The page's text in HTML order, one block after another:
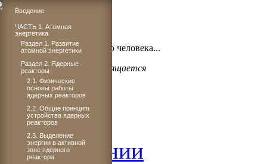
Бог проявил щедрость,
когда подарил миру такого человека...
Светлане Плачковой посвящается
Главная
Об издании
Введение
ЧАСТЬ 1. Атомная
энергетика
Раздел 1. Развитие
атомной энергетики
Раздел 2. Ядерные
реакторы
2.1. Физические
основы работы
ядерных реакторов
2.2. Общие принципы
устройства ядерных
реакторов
2.3. Выделение
энергии в активной
зоне ядерного
реактора